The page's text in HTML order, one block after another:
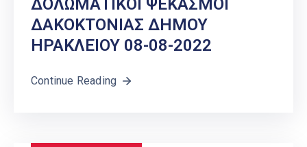
ΔΑΚΟΚΤΟΝΙΑΣ ΔΗΜΟΥ
ΗΡΑΚΛΕΙΟΥ 08-08-2022
Continue Reading